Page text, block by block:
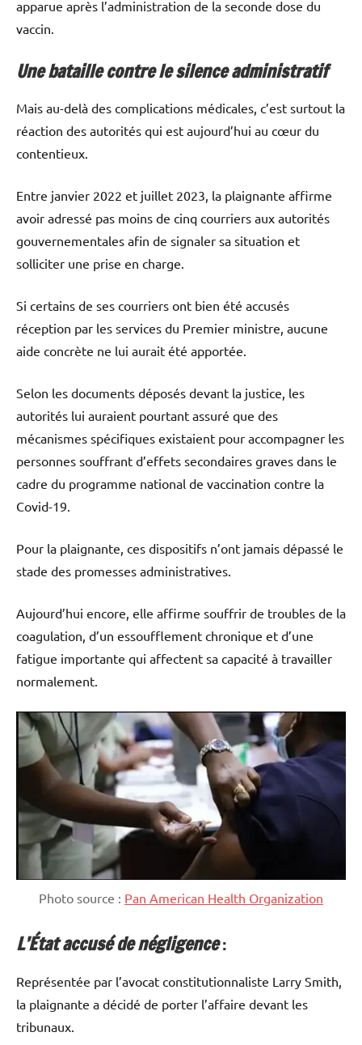
apparue après l’administration de la seconde dose du
vaccin.
Une bataille contre le silence administratif
Mais au-delà des complications médicales, c’est surtout la
réaction des autorités qui est aujourd’hui au cœur du
contentieux.
Entre janvier 2022 et juillet 2023, la plaignante affirme
avoir adressé pas moins de cinq courriers aux autorités
gouvernementales afin de signaler sa situation et
solliciter une prise en charge.
Si certains de ses courriers ont bien été accusés
réception par les services du Premier ministre, aucune
aide concrète ne lui aurait été apportée.
Selon les documents déposés devant la justice, les
autorités lui auraient pourtant assuré que des
mécanismes spécifiques existaient pour accompagner les
personnes souffrant d’effets secondaires graves dans le
cadre du programme national de vaccination contre la
Covid-19.
Pour la plaignante, ces dispositifs n’ont jamais dépassé le
stade des promesses administratives.
Aujourd’hui encore, elle affirme souffrir de troubles de la
coagulation, d’un essoufflement chronique et d’une
fatigue importante qui affectent sa capacité à travailler
normalement.
Photo source : Pan American Health Organization
L’État accusé de négligence:
Représentée par l’avocat constitutionnaliste Larry Smith,
la plaignante a décidé de porter l’affaire devant les
tribunaux.